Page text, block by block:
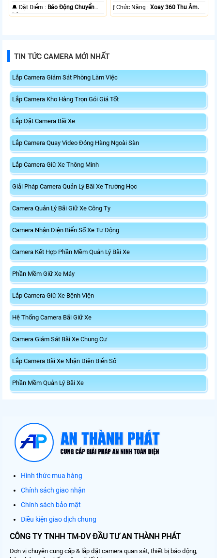
️🔔 Đặt Điểm : Báo Động Chuyển
Động.
️ƒ Chức Năng :Xoay 360 Thu Âm.
TIN TỨC CAMERA MỚI NHẤT
Lắp Camera Giám Sát Phòng Làm Việc
Lắp Camera Kho Hàng Trọn Gói Giá Tốt
Lắp Đặt Camera Bãi Xe
Lắp Camera Quay Video Đóng Hàng Ngoài Sàn
Lắp Camera Giữ Xe Thông Minh
Giải Pháp Camera Quản Lý Bãi Xe Trường Học
Camera Quản Lý Bãi Giữ Xe Công Ty
Camera Nhận Diện Biển Số Xe Tự Động
Camera Kết Hợp Phần Mềm Quản Lý Bãi Xe
Phần Mềm Giữ Xe Máy
Lắp Camera Giữ Xe Bệnh Viện
Hệ Thống Camera Bãi Giữ Xe
Camera Giám Sát Bãi Xe Chung Cư
Lắp Camera Bãi Xe Nhận Diện Biển Số
Phần Mềm Quản Lý Bãi Xe
Hình thức mua hàng
Chính sách giao nhận
Chính sách bảo mật
Điều kiện giao dịch chung
CÔNG TY TNHH TM-DV ĐẦU TƯ AN THÀNH PHÁT
Đơn vị chuyên cung cấp & lắp đặt camera quan sát, thiết bị báo động,